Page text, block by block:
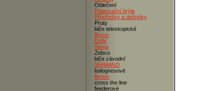
Oblečení
Polarizační brýle
Přístřešky a deštníky
Pruty
biče teleskopické
Byron
DAM
Sema
Zebco
biče závodní
SHIMANO
bolognesové
Byron
cross the line
feederové